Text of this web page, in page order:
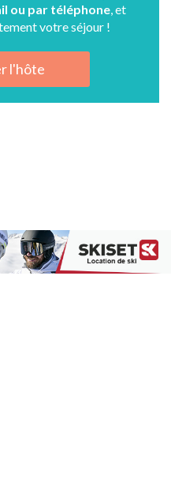
ou par téléphone, et
votre séjour !
l'hôte